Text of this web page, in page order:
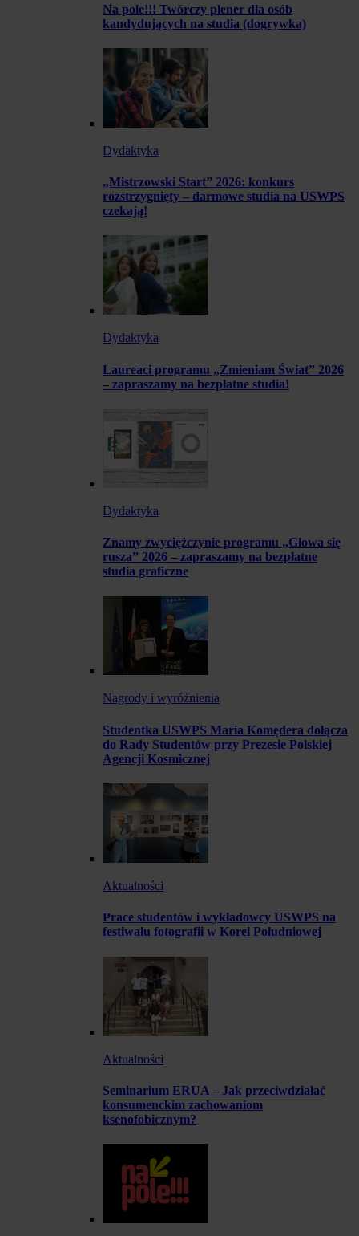
Na pole!!! Twórczy plener dla osób
kandydujących na studia (dogrywka)
Dydaktyka
„Mistrzowski Start” 2026: konkurs
rozstrzygnięty – darmowe studia na USWPS
czekają!
Dydaktyka
Laureaci programu „Zmieniam Świat” 2026
– zapraszamy na bezpłatne studia!
Dydaktyka
Znamy zwyciężczynie programu „Głowa się
rusza” 2026 – zapraszamy na bezpłatne
studia graficzne
Nagrody i wyróżnienia
Studentka USWPS Maria Komędera dołącza
do Rady Studentów przy Prezesie Polskiej
Agencji Kosmicznej
Aktualności
Prace studentów i wykładowcy USWPS na
festiwalu fotografii w Korei Południowej
Aktualności
Seminarium ERUA – Jak przeciwdziałać
konsumenckim zachowaniom
ksenofobicznym?